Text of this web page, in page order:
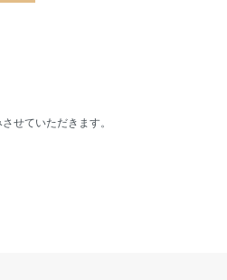
せていただきます。